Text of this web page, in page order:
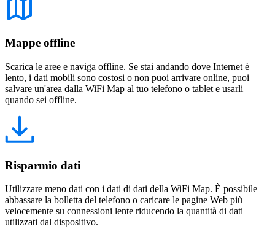
Mappe offline
Scarica le aree e naviga offline. Se stai andando dove Internet è
lento, i dati mobili sono costosi o non puoi arrivare online, puoi
salvare un'area dalla WiFi Map al tuo telefono o tablet e usarli
quando sei offline.
Risparmio dati
Utilizzare meno dati con i dati di dati della WiFi Map. È possibile
abbassare la bolletta del telefono o caricare le pagine Web più
velocemente su connessioni lente riducendo la quantità di dati
utilizzati dal dispositivo.